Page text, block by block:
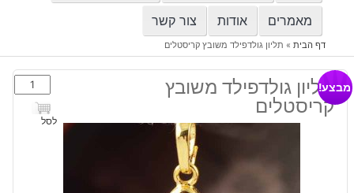
מאמרים אודות צור קשר
דף הבית» תליון גולדפילד משובץ קריסטלים
תליון גולדפילד משובץ
קריסטלים
כמות
של
תליון
לסל
מבצע!